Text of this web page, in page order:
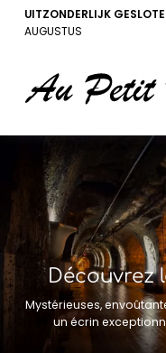
UITZONDERLIJK
AUGUSTUS
Découvrez
Mystérieuses,
un écrin